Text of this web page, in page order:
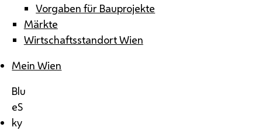
Vorgaben für Bauprojekte
Märkte
Wirtschaftsstandort Wien
Mein Wien
Blu
eS
ky